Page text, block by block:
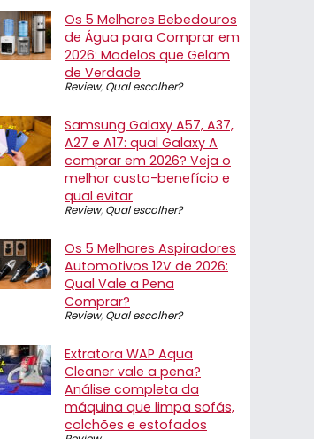
Os 5 Melhores Bebedouros
de Água para Comprar em
2026: Modelos que Gelam
de Verdade
Review, Qual escolher?
Samsung Galaxy A57, A37,
A27 e A17: qual Galaxy A
comprar em 2026? Veja o
melhor custo-benefício e
qual evitar
Review, Qual escolher?
Os 5 Melhores Aspiradores
Automotivos 12V de 2026:
Qual Vale a Pena
Comprar?
Review, Qual escolher?
Extratora WAP Aqua
Cleaner vale a pena?
Análise completa da
máquina que limpa sofás,
colchões e estofados